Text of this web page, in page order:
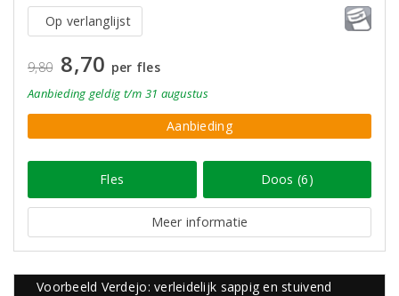
Op verlanglijst
9,80 8,70 per fles
Aanbieding geldig t/m 31 augustus
Aanbieding
Fles Doos (6)
Meer informatie
Voorbeeld Verdejo: verleidelijk sappig en stuivend